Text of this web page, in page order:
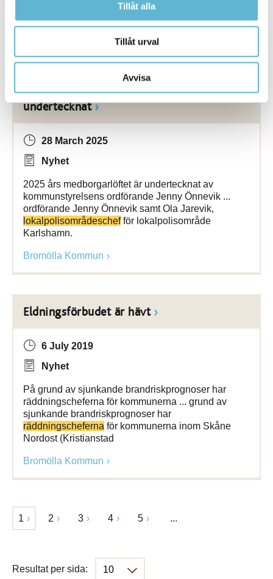
Tillåt alla
Tillåt urval
Avvisa
Bromölla och tidigare jobb som
[Arkiverad] Nytt medborgarlöfte
undertecknat
28 March 2025
Nyhet
2025 års medborgarlöftet är undertecknat av
kommunstyrelsens ordförande Jenny Önnevik ...
ordförande Jenny Önnevik samt Ola Jarevik,
lokalpolisområdeschefför lokalpolisområde
Karlshamn.
Bromölla Kommun
Eldningsförbudet är hävt
6 July 2019
Nyhet
På grund av sjunkande brandriskprognoser har
räddningscheferna för kommunerna ... grund av
sjunkande brandriskprognoser har
räddningscheferna för kommunerna inom Skåne
Nordost (Kristianstad
Bromölla Kommun
1 2 3 4 5 ...
Resultat per sida: